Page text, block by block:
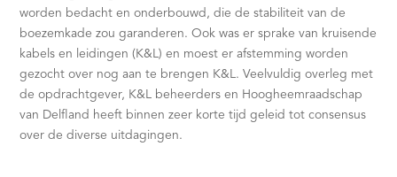
worden bedacht en onderbouwd, die de stabiliteit van de
boezemkade zou garanderen. Ook was er sprake van kruisende
kabels en leidingen (K&L) en moest er afstemming worden
gezocht over nog aan te brengen K&L. Veelvuldig overleg met
de opdrachtgever, K&L beheerders en Hoogheemraadschap
van Delfland heeft binnen zeer korte tijd geleid tot consensus
over de diverse uitdagingen.